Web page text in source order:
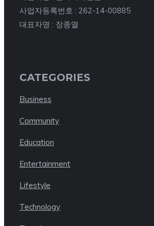
사업자등록번호 : 262-14-00885
대표자명 : 장종열
CATEGORIES
Business
Community
Education
Entertainment
Lifestyle
Technology